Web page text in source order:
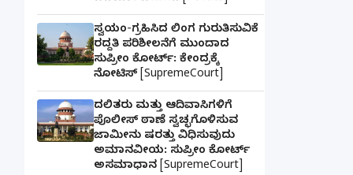
ಸ್ವಯಂ-ಗ್ರಹಿಸಿದ ಲಿಂಗ ಗುರುತಿಸುವಿಕೆ
ರದ್ದತಿ ಪರಿಶೀಲನೆಗೆ ಮುಂದಾದ
ಸುಪ್ರೀಂ ಕೋರ್ಟ್: ಕೇಂದ್ರಕ್ಕೆ
ನೋಟಿಸ್ [SupremeCourt]
ದಲಿತರು ಮತ್ತು ಆದಿವಾಸಿಗಳಿಗೆ
ಪೊಲೀಸ್ ಠಾಣೆ ಸ್ವಚ್ಛಗೊಳಿಸುವ
ಜಾಮೀನು ಷರತ್ತು ವಿಧಿಸುವುದು
ಅಮಾನವೀಯ: ಸುಪ್ರೀಂ ಕೋರ್ಟ್
ಅಸಮಾಧಾನ [SupremeCourt]